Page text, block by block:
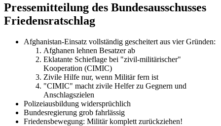
Pressemitteilung des Bundesausschusses
Friedensratschlag
Afghanistan-Einsatz vollständig gescheitert aus vier Gründen:
Afghanen lehnen Besatzer ab
Eklatante Schieflage bei "zivil-militärischer"
Kooperation (CIMIC)
Zivile Hilfe nur, wenn Militär fern ist
"CIMIC" macht zivile Helfer zu Gegnern und
Anschlagszielen
Polizeiausbildung widersprüchlich
Bundesregierung grob fahrlässig
Friedensbewegung: Militär komplett zurückziehen!